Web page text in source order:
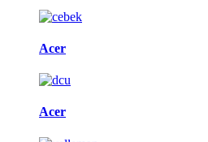
Acer
Acer